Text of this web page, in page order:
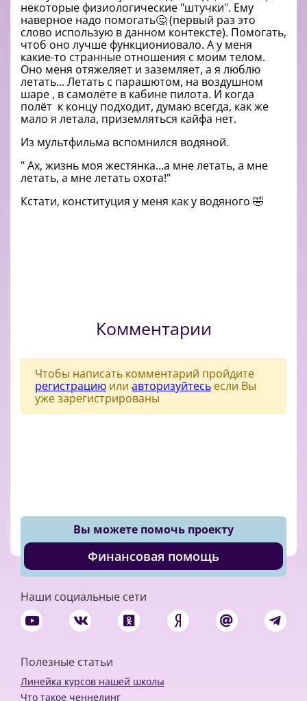
некоторые физиологические "штучки". Ему
наверное надо помогать🤔 (первый раз это
слово использую в данном контексте). Помогать,
чтоб оно лучше функциониовало. А у меня
какие-то странные отношения с моим телом.
Оно меня отяжеляет и заземляет, а я люблю
летать... Летать с парашютом, на воздушном
шаре , в самолёте в кабине пилота. И когда
полёт к концу подходит, думаю всегда, как же
мало я летала, приземляться кайфа нет.
Из мультфильма вспомнился водяной.
" Ах, жизнь моя жестянка...а мне летать, а мне
летать, а мне летать охота!"
Кстати, конституция у меня как у водяного 🤣
Комментарии
Чтобы написать комментарий пройдите
регистрацию или авторизуйтесь если Вы
уже зарегистрированы
Вы можете помочь проекту
Финансовая помощь
Наши социальные сети
Полезные статьи
Линейка курсов нашей школы
Что такое ченнелинг